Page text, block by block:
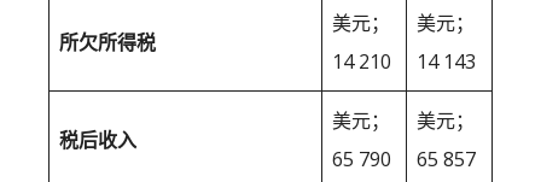
所欠所得税
美元；
14 210
美元；
14 143
税后收入
美元；
65 790
美元；
65 857